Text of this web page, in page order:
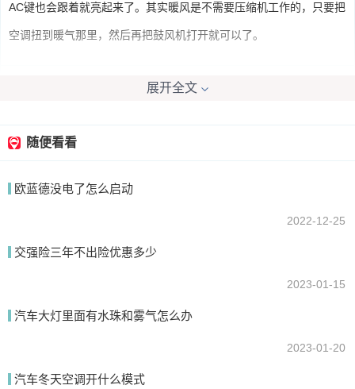
AC键也会跟着就亮起来了。其实暖风是不需要压缩机工作的，只要把
空调扭到暖气那里，然后再把鼓风机打开就可以了。
你什么车，这种情况在大众车上有出现。这是大众设置的功能，你肯
会自动亮起，以便快速除雾。当外界温度低于4度的时候，冷风空调
是不工作的。要解决这个问题，把风向旋钮不要调整到吹玻璃位置，
再就是只能手动关一下ac开关了。
我要回答
展开全文
随便看看
欧蓝德没电了怎么启动
2022-12-25
交强险三年不出险优惠多少
2023-01-15
汽车大灯里面有水珠和雾气怎么办
2023-01-20
汽车冬天空调开什么模式